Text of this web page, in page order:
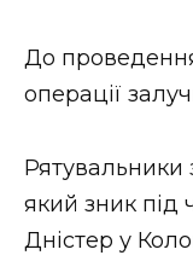
НОВИНИ
До
операції
Рятувальники
який зник під
Дністер у